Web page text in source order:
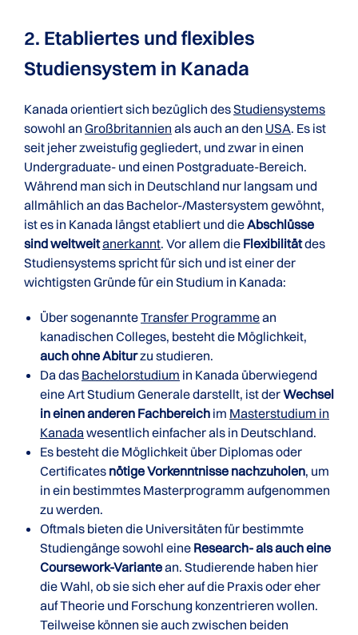
2. Etabliertes und flexibles
Studiensystem in Kanada
Kanada orientiert sich bezüglich desStudiensystems
sowohl an Großbritannien als auch an den USA. Es ist
seit jeher zweistufig gegliedert, und zwar in einen
Undergraduate- und einen Postgraduate-Bereich.
Während man sich in Deutschland nur langsam und
allmählich an das Bachelor-/Mastersystem gewöhnt,
ist es in Kanada längst etabliert und dieAbschlüsse
sind weltweitanerkannt. Vor allem die Flexibilitätdes
Studiensystems spricht für sich und ist einer der
wichtigsten Gründe für ein Studium in Kanada:
Über sogenannteTransfer Programmean
kanadischen Colleges, besteht die Möglichkeit,
auch ohne Abiturzu studieren.
Da das Bachelorstudium in Kanada überwiegend
eine Art Studium Generale darstellt, ist derWechsel
in einen anderen Fachbereich im Masterstudium in
Kanadawesentlich einfacher als in Deutschland.
Es besteht die Möglichkeit über Diplomas oder
Certificates nötige Vorkenntnisse nachzuholen, um
in ein bestimmtes Masterprogramm aufgenommen
zu werden.
Oftmals bieten die Universitäten für bestimmte
Studiengänge sowohl eine Research- als auch eine
Coursework-Variantean. Studierende haben hier
die Wahl, ob sie sich eher auf die Praxis oder eher
auf Theorie und Forschung konzentrieren wollen.
Teilweise können sie auch zwischen beiden